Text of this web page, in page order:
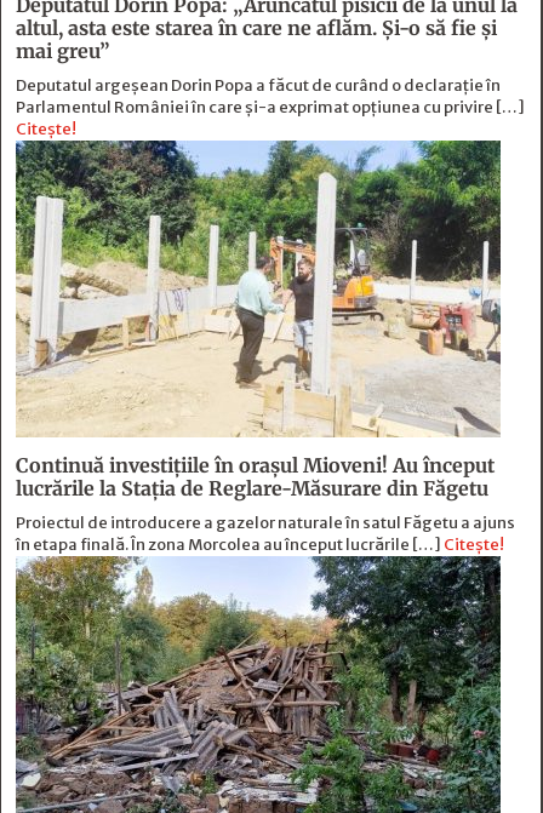
Deputatul Dorin Popa: „Aruncatul pisicii de la unul la
altul, asta este starea în care ne aflăm. Şi-o să fie şi
mai greu”
Deputatul argeșean Dorin Popa a făcut de curând o declarație în
Parlamentul României în care și-a exprimat opțiunea cu privire […]
Citește!
Continuă investiţiile în oraşul Mioveni! Au început
lucrările la Staţia de Reglare-Măsurare din Făgetu
Proiectul de introducere a gazelor naturale în satul Făgetu a ajuns
în etapa finală. În zona Morcolea au început lucrările […] Citește!